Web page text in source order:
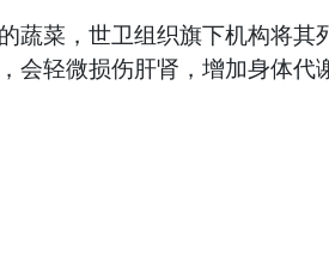
菜，世卫组织旗下机构将其
会轻微损伤肝肾，增加身体代